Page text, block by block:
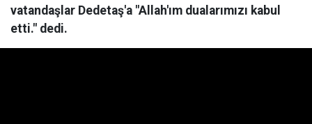
vatandaşlar Dedetaş'a "Allah'ım dualarımızı kabul
etti." dedi.